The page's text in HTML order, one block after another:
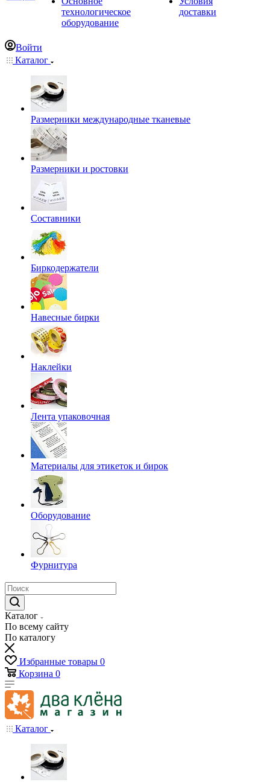
технологическое
оборудование
доставки
Войти
Каталог
Размерники международные тканевые
Размерники и ростовки
Составники
Биркодержатели
Навесные бирки
Наклейки
Лента упаковочная
Материалы для этикеток и бирок
Оборудование
Фурнитура
Каталог
По всему сайту
По каталогу
Избранные товары 0
Корзина 0
Каталог